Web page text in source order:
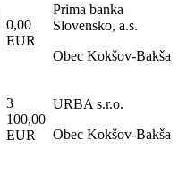
0,00
EUR
Prima banka
Slovensko, a.s.
Obec Kokšov-Bakša
3
100,00
EUR
URBA s.r.o.
Obec Kokšov-Bakša